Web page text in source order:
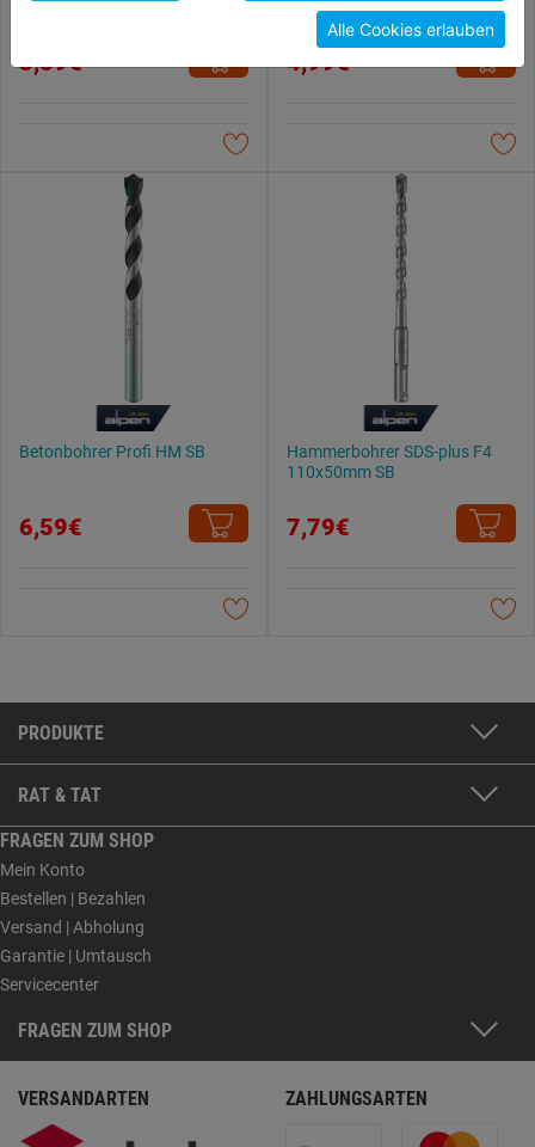
3,89€
200x140mm SB
4,99€
Betonbohrer Profi HM SB
6,59€
Hammerbohrer SDS-plus F4
110x50mm SB
7,79€
PRODUKTE
RAT & TAT
FRAGEN ZUM SHOP
Mein Konto
Bestellen | Bezahlen
Versand | Abholung
Garantie | Umtausch
Servicecenter
FRAGEN ZUM SHOP
VERSANDARTEN ZAHLUNGSARTEN
Konfigurieren" kannst du auswählen, welche Cookies
du zulassen möchtest und welche nicht.
Alle Cookies erlauben